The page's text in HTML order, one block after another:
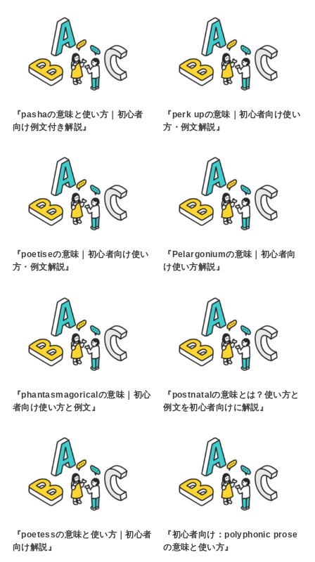
『pashaの意味と使い方｜初心者
向け例文付き解説』
『perk upの意味｜初心者向け使い
方・例文解説』
『poetiseの意味｜初心者向け使い
方・例文解説』
『Pelargoniumの意味｜初心者向
け使い方解説』
『phantasmagoricalの意味｜初心
者向け使い方と例文』
『postnatalの意味とは？使い方と
例文を初心者向けに解説』
『poetessの意味と使い方｜初心者
向け解説』
『初心者向け：polyphonic prose
の意味と使い方』